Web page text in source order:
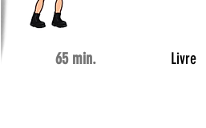
65 min. Livre